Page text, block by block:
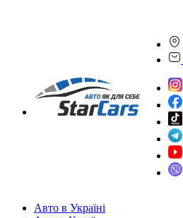
Авто в Україні